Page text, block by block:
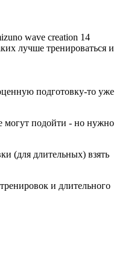
wave creation 14
лучше тренироваться и
подготовку-то уже
могут подойти - но нужно
(для длительных) взять
и длительного